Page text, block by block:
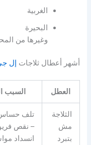
الغربية
البحيرة
وغيرها من
أشهر أعطال ثلاجات إل
العطل السبب
الثلاجة
مش
بتبرد
تلف حساس
– نقص
انسداد